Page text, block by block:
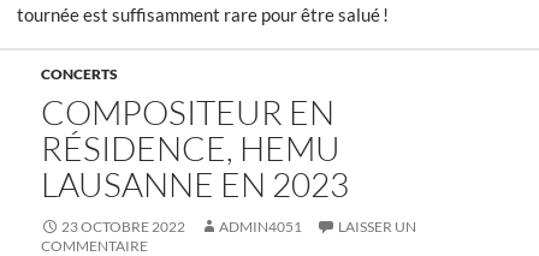
tournée est suffisamment rare pour être salué !
CONCERTS
COMPOSITEUR EN
RÉSIDENCE, HEMU
LAUSANNE EN 2023
23 OCTOBRE 2022 ADMIN4051
LAISSER UN
COMMENTAIRE